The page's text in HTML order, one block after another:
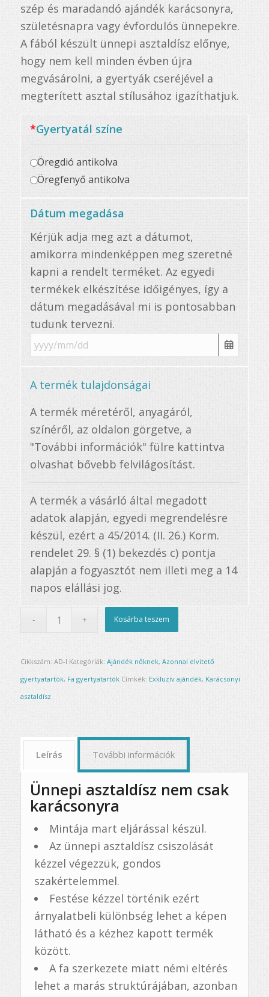
szép és maradandó ajándék karácsonyra,
születésnapra vagy évfordulós ünnepekre.
A fából készült ünnepi asztaldísz előnye,
hogy nem kell minden évben újra
megvásárolni, a gyertyák cseréjével a
megterített asztal stílusához igazíthatjuk.
*Gyertyatál színe
Öregdió antikolva
Öregfenyő antikolva
Dátum megadása
Kérjük adja meg azt a dátumot,
amikorra mindenképpen meg szeretné
kapni a rendelt terméket. Az egyedi
termékek elkészítése időigényes, így a
dátum megadásával mi is pontosabban
tudunk tervezni.
A termék tulajdonságai
A termék méretéről, anyagáról,
színéről, az oldalon görgetve, a
"További információk" fülre kattintva
olvashat bővebb felvilágosítást.
A termék a vásárló által megadott
adatok alapján, egyedi megrendelésre
készül, ezért a 45/2014. (II. 26.) Korm.
rendelet 29. § (1) bekezdés c) pontja
alapján a fogyasztót nem illeti meg a 14
napos elállási jog.
Kosárba teszem
Cikkszám: AD-I Kategóriák: Ajándék nőknek, Azonnal elvitető
gyertyatartók, Fa gyertyatartók Címkék: Exkluzív ajándék, Karácsonyi
asztaldísz
Leírás További információk
Ünnepi asztaldísz nem csak
karácsonyra
Mintája mart eljárással készül.
Az ünnepi asztaldísz csiszolását
kézzel végezzük, gondos
szakértelemmel.
Festése kézzel történik ezért
árnyalatbeli különbség lehet a képen
látható és a kézhez kapott termék
között.
A fa szerkezete miatt némi eltérés
lehet a marás struktúrájában, azonban